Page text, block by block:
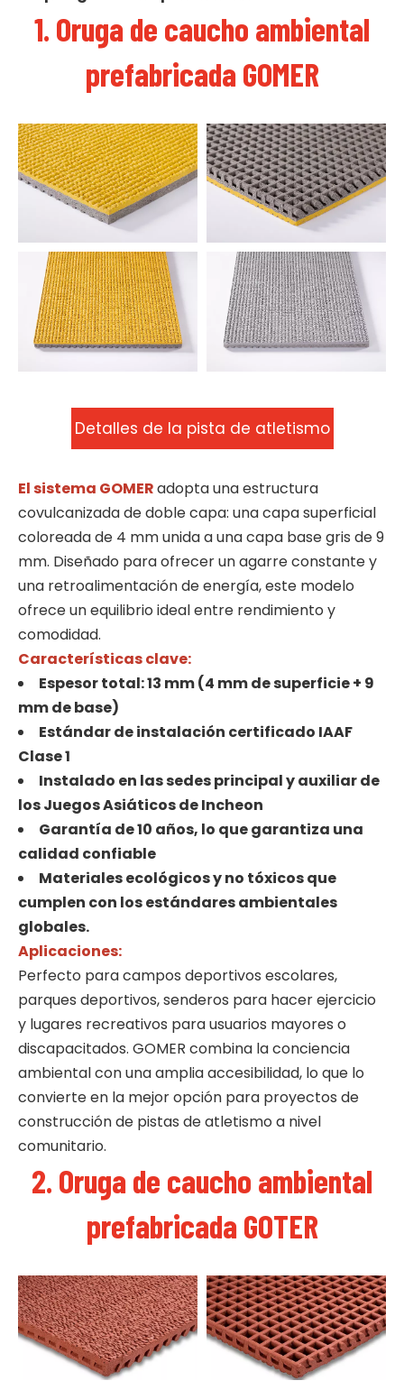
1. Oruga de caucho ambiental
prefabricada GOMER
Detalles de la pista de atletismo
El sistema GOMERadopta una estructura
covulcanizada de doble capa: una capa superficial
coloreada de 4 mm unida a una capa base gris de 9
mm. Diseñado para ofrecer un agarre constante y
una retroalimentación de energía, este modelo
ofrece un equilibrio ideal entre rendimiento y
comodidad.
Características clave:
Espesor total: 13 mm (4 mm de superficie + 9
mm de base)
Estándar de instalación certificado IAAF
Clase 1
Instalado en las sedes principal y auxiliar de
los Juegos Asiáticos de Incheon
Garantía de 10 años, lo que garantiza una
calidad confiable
Materiales ecológicos y no tóxicos que
cumplen con los estándares ambientales
globales.
Aplicaciones:
Perfecto para campos deportivos escolares,
parques deportivos, senderos para hacer ejercicio
y lugares recreativos para usuarios mayores o
discapacitados. GOMER combina la conciencia
ambiental con una amplia accesibilidad, lo que lo
convierte en la mejor opción para proyectos de
construcción de pistas de atletismo a nivel
comunitario.
2. Oruga de caucho ambiental
prefabricada GOTER